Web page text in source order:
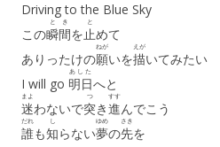
Driving to the Blue Sky
この瞬間
とき
を止
と
めて
ありったけの願
ねが
いを描
えが
いてみたい
I will go 明日
あした
へと
迷
まよ
わないで突
つ
き進
すす
んでこう
誰
だれ
も知
し
らない夢
ゆめ
の先
さき
を